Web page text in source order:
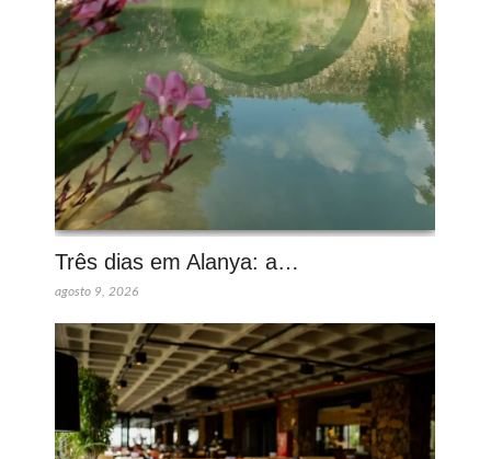
Três dias em Alanya: a…
agosto 9, 2026